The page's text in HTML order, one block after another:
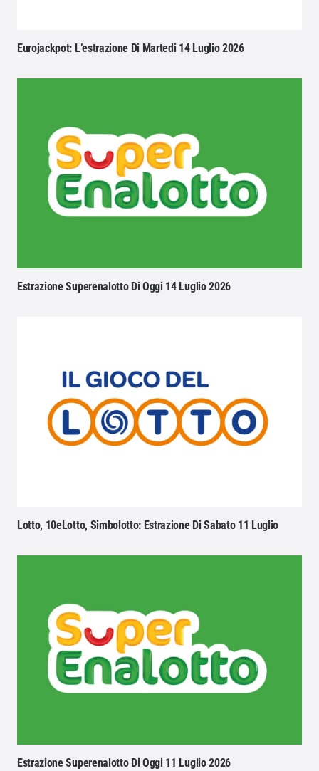
Eurojackpot: L’estrazione Di Martedi 14 Luglio 2026
Estrazione Superenalotto Di Oggi 14 Luglio 2026
Lotto, 10eLotto, Simbolotto: Estrazione Di Sabato 11 Luglio
Estrazione Superenalotto Di Oggi 11 Luglio 2026